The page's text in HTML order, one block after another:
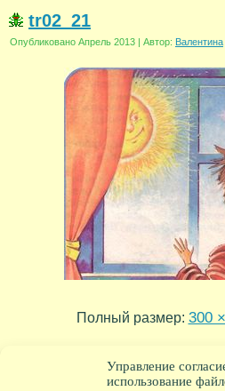
Управление
использование
tr02_21
Опубликовано Апрель 2013 | Автор: Валентина
Полный размер: 300